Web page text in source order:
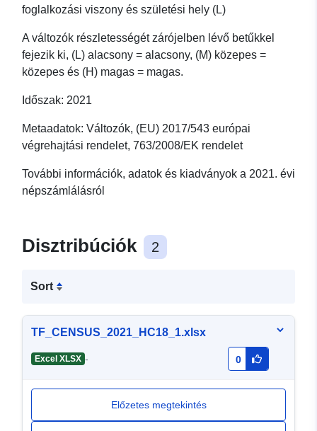
foglalkozási viszony és születési hely (L)
A változók részletességét zárójelben lévő betűkkel
fejezik ki, (L) alacsony = alacsony, (M) közepes =
közepes és (H) magas = magas.
Időszak: 2021
Metaadatok: Változók, (EU) 2017/543 európai
végrehajtási rendelet, 763/2008/EK rendelet
További információk, adatok és kiadványok a 2021. évi
népszámlálásról
Disztribúciók 2
Sort
TF_CENSUS_2021_HC18_1.xlsx
Excel XLSX - 0
Előzetes megtekintés